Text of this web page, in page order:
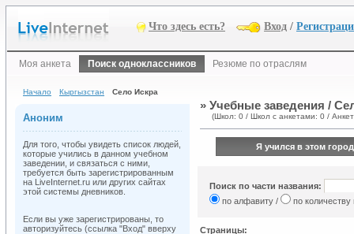
Что здесь есть? Вход /
Моя анкета Поиск одноклассников Резюме по отраслям
Начало Кыргызстан Село Искра
Аноним
Для того, чтобы увидеть список людей,
которые учились в данном учебном
заведении, и связаться с ними,
требуется быть зарегистрированным
на LiveInternet.ru или других сайтах
этой системы дневников.
Если вы уже зарегистрированы, то
авторизуйтесь (ссылка "Вход" вверху
» Учебные заведения /
(Школ: 0 / Школ с анкетами: 0 /
Я учился в этом
Поиск по части названия:
по алфавиту /
по
Страницы: